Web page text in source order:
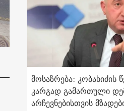
მოსაზრება: კობახიძის
კარგად გამართული
არჩევნებისთვის